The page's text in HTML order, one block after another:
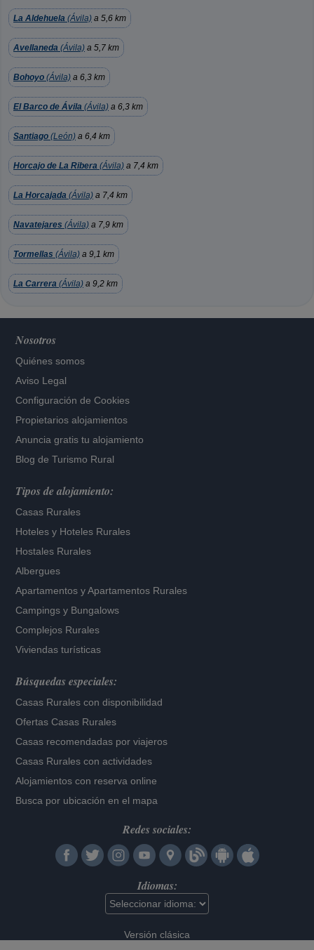
La Aldehuela (Ávila) a 5,6 km
Avellaneda (Ávila) a 5,7 km
Bohoyo (Ávila) a 6,3 km
El Barco de Ávila (Ávila) a 6,3 km
Santiago (León) a 6,4 km
Horcajo de La Ribera (Ávila) a 7,4 km
La Horcajada (Ávila) a 7,4 km
Navatejares (Ávila) a 7,9 km
Tormellas (Ávila) a 9,1 km
La Carrera (Ávila) a 9,2 km
Nosotros
Quiénes somos
Aviso Legal
Configuración de Cookies
Propietarios alojamientos
Anuncia gratis tu alojamiento
Blog de Turismo Rural
Tipos de alojamiento:
Casas Rurales
Hoteles y Hoteles Rurales
Hostales Rurales
Albergues
Apartamentos yApartamentos Rurales
Campings y Bungalows
Complejos Rurales
Viviendas turísticas
Búsquedas especiales:
Casas Rurales con disponibilidad
Ofertas Casas Rurales
Casas recomendadas por viajeros
Casas Rurales con actividades
Alojamientos con reserva online
Busca por ubicación en el mapa
Redes sociales:
Idiomas:
Versión clásica